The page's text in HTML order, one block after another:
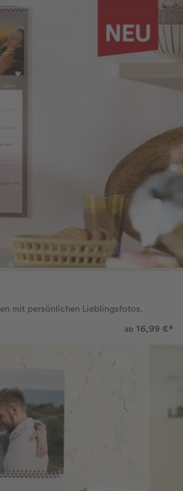
mit persönlichen Lieblingsfotos.
ab 16,99 €*